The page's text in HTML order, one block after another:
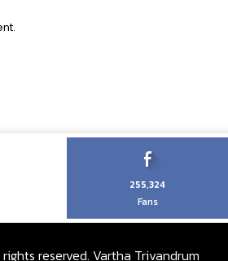
255,324
Fans
reserved. Vartha Trivandrum